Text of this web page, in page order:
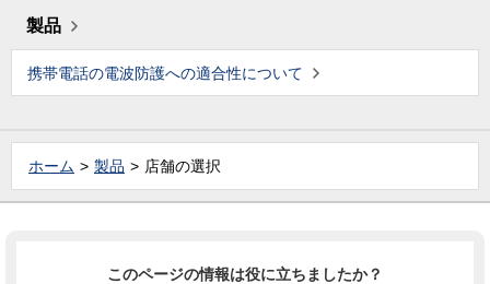
製品
携帯電話の電波防護への適合性について
ホーム 製品 店舗の選択
このページの情報は役に立ちましたか？